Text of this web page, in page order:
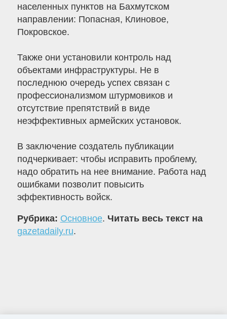
населенных пунктов на Бахмутском
направлении: Попасная, Клиновое,
Покровское.
Также они установили контроль над
объектами инфраструктуры. Не в
последнюю очередь успех связан с
профессионализмом штурмовиков и
отсутствие препятствий в виде
неэффективных армейских установок.
В заключение создатель публикации
подчеркивает: чтобы исправить проблему,
надо обратить на нее внимание. Работа над
ошибками позволит повысить
эффективность войск.
Рубрика: Основное. Читать весь текст на
gazetadaily.ru.